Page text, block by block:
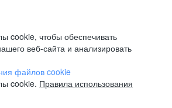
cookie, чтобы обеспечивать
веб-сайта и анализировать
файлов cookie
cookie. Правила использования